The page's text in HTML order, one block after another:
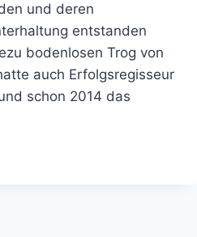
und deren
entstanden
bodenlosen Trog von
auch Erfolgsregisseur
schon 2014 das